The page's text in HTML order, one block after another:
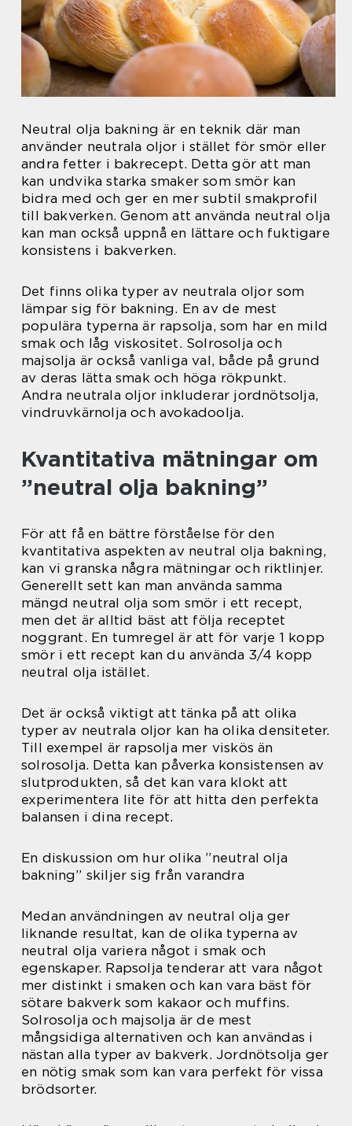
Neutral olja bakning är en teknik där man
använder neutrala oljor i stället för smör eller
andra fetter i bakrecept. Detta gör att man
kan undvika starka smaker som smör kan
bidra med och ger en mer subtil smakprofil
till bakverken. Genom att använda neutral olja
kan man också uppnå en lättare och fuktigare
konsistens i bakverken.
Det finns olika typer av neutrala oljor som
lämpar sig för bakning. En av de mest
populära typerna är rapsolja, som har en mild
smak och låg viskositet. Solrosolja och
majsolja är också vanliga val, både på grund
av deras lätta smak och höga rökpunkt.
Andra neutrala oljor inkluderar jordnötsolja,
vindruvkärnolja och avokadoolja.
Kvantitativa mätningar om
”neutral olja bakning”
För att få en bättre förståelse för den
kvantitativa aspekten av neutral olja bakning,
kan vi granska några mätningar och riktlinjer.
Generellt sett kan man använda samma
mängd neutral olja som smör i ett recept,
men det är alltid bäst att följa receptet
noggrant. En tumregel är att för varje 1 kopp
smör i ett recept kan du använda 3/4 kopp
neutral olja istället.
Det är också viktigt att tänka på att olika
typer av neutrala oljor kan ha olika densiteter.
Till exempel är rapsolja mer viskös än
solrosolja. Detta kan påverka konsistensen av
slutprodukten, så det kan vara klokt att
experimentera lite för att hitta den perfekta
balansen i dina recept.
En diskussion om hur olika ”neutral olja
bakning” skiljer sig från varandra
Medan användningen av neutral olja ger
liknande resultat, kan de olika typerna av
neutral olja variera något i smak och
egenskaper. Rapsolja tenderar att vara något
mer distinkt i smaken och kan vara bäst för
sötare bakverk som kakaor och muffins.
Solrosolja och majsolja är de mest
mångsidiga alternativen och kan användas i
nästan alla typer av bakverk. Jordnötsolja ger
en nötig smak som kan vara perfekt för vissa
brödsorter.